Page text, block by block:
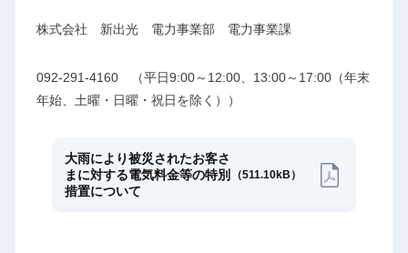
株式会社 新出光 電力事業部 電力事業課
092-291-4160 （平日9:00～12:00、13:00～17:00（年末
年始、土曜・日曜・祝日を除く））
大雨により被災されたお客さ
まに対する電気料金等の特別
措置について
（511.10kB）